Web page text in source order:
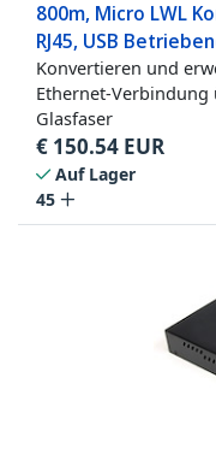
800m, Micro LWL
RJ45, USB
Konvertieren und
Ethernet-
Glasfaser
€ 150.54 EUR
Auf Lager
45